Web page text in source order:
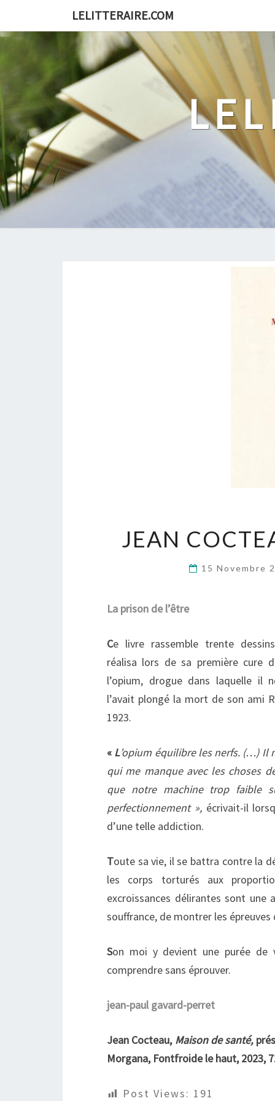
content
LELITTERAIRE.COM
JEAN
15 Novembre
La prison de l’être
Ce livre rassemble trente
réalisa lors de sa première cure
l’opium, drogue dans laquelle il
l’avait plongé la mort de son ami
1923.
« L’opium équilibre les nerfs. (…) Il
qui me manque avec les choses
que notre machine trop faible
perfectionnement »,écrivait-il
d’une telle addiction.
Toute sa vie, il se battra contre la
les corps torturés aux
excroissances délirantes sont une
souffrance, de montrer les
Son moi y devient une purée de
comprendre sans éprouver.
jean-paul gavard-perret
Jean Cocteau, Maison de santé,
Morgana, Fontfroide le haut, 2023,
Post Views: 191